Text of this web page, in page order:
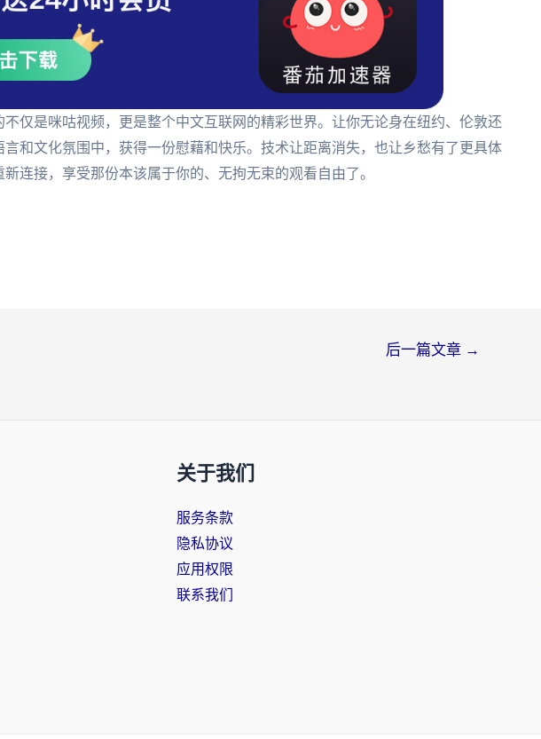
仅是咪咕视频，更是整个中文互联网的精彩世界。让你无论身在纽约、伦敦还
和文化氛围中，获得一份慰藉和快乐。技术让距离消失，也让乡愁有了更具体
连接，享受那份本该属于你的、无拘无束的观看自由了。
后一篇文章 →
关于我们
服务条款
隐私协议
应用权限
联系我们